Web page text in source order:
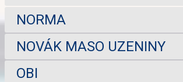
NORMA
NOVÁK MASO UZENINY
OBI